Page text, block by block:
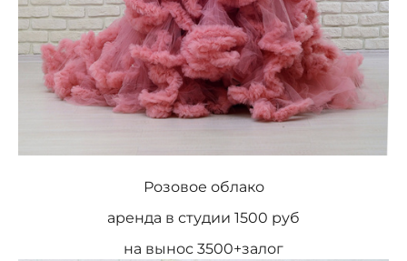
Розовое облако
аренда в студии 1500 руб
на вынос 3500+залог